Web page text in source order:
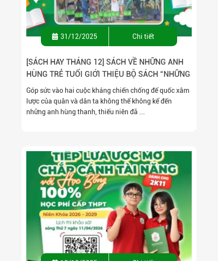
31/12/2025 Chi tiết
[SÁCH HAY THÁNG 12] SÁCH VỀ NHỮNG ANH
HÙNG TRẺ TUỔI GIỚI THIỆU BỘ SÁCH “NHỮNG
ANH HÙNG TRẺ TUỔI”
Góp sức vào hai cuộc kháng chiến chống đế quốc xâm
lược của quân và dân ta không thể không kể đến
những anh hùng thanh, thiếu niên đã ...